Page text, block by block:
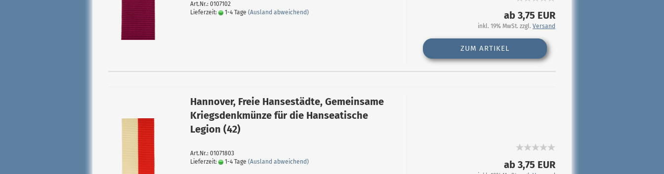
Art.Nr.: 0107102
Lieferzeit:
1-4 Tage (Ausland abweichend) ab 3,75 EUR
inkl. 19% MwSt. zzgl. Versand
ZUM ARTIKEL
Hannover, Freie Hansestädte, Gemeinsame
Kriegsdenkmünze für die Hanseatische
Legion (42)
Art.Nr.: 01071803
Lieferzeit:
1-4 Tage (Ausland abweichend) ab 3,75 EUR